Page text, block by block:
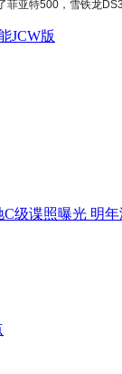
亚特500，雪铁龙
JCW版
C级谍照曝光 明